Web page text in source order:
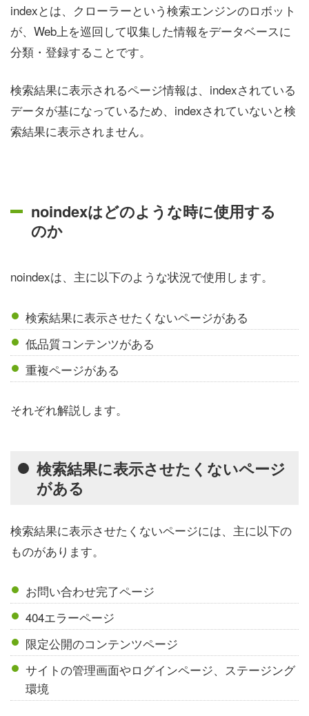
indexとは、クローラーという検索エンジンのロボット
が、Web上を巡回して収集した情報をデータベースに
分類・登録することです。
検索結果に表示されるページ情報は、indexされている
データが基になっているため、indexされていないと検
索結果に表示されません。
noindexはどのような時に使用する
のか
noindexは、主に以下のような状況で使用します。
検索結果に表示させたくないページがある
低品質コンテンツがある
重複ページがある
それぞれ解説します。
検索結果に表示させたくないページ
がある
検索結果に表示させたくないページには、主に以下の
ものがあります。
お問い合わせ完了ページ
404エラーページ
限定公開のコンテンツページ
サイトの管理画面やログインページ、ステージング
環境